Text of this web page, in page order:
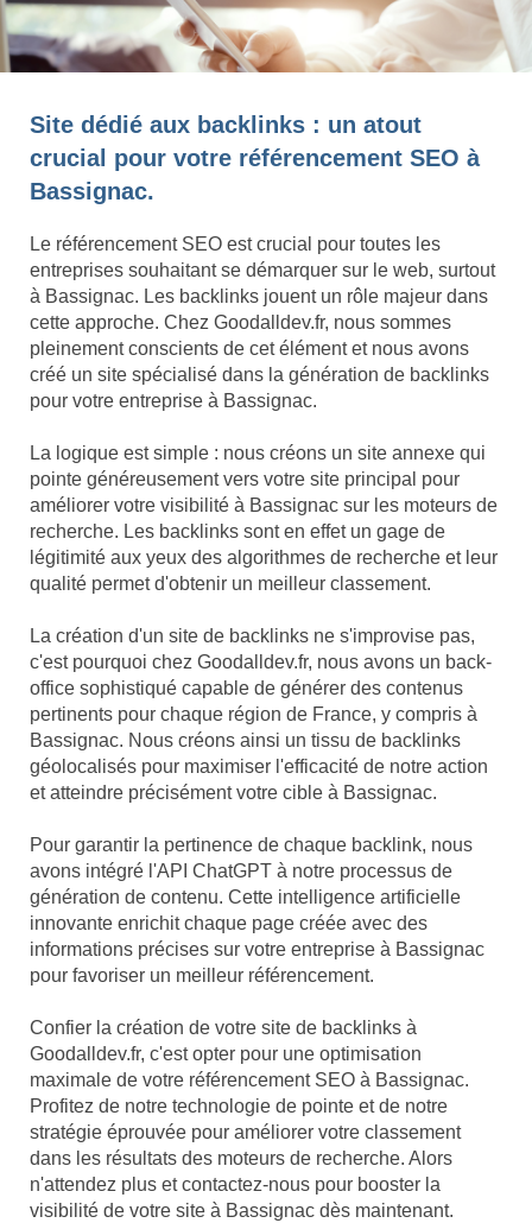
Site dédié aux backlinks : un atout
crucial pour votre référencement SEO à
Bassignac.
Le référencement SEO est crucial pour toutes les
entreprises souhaitant se démarquer sur le web, surtout
à Bassignac. Les backlinks jouent un rôle majeur dans
cette approche. Chez Goodalldev.fr, nous sommes
pleinement conscients de cet élément et nous avons
créé un site spécialisé dans la génération de backlinks
pour votre entreprise à Bassignac.
La logique est simple : nous créons un site annexe qui
pointe généreusement vers votre site principal pour
améliorer votre visibilité à Bassignac sur les moteurs de
recherche. Les backlinks sont en effet un gage de
légitimité aux yeux des algorithmes de recherche et leur
qualité permet d'obtenir un meilleur classement.
La création d'un site de backlinks ne s'improvise pas,
c'est pourquoi chez Goodalldev.fr, nous avons un back-
office sophistiqué capable de générer des contenus
pertinents pour chaque région de France, y compris à
Bassignac. Nous créons ainsi un tissu de backlinks
géolocalisés pour maximiser l'efficacité de notre action
et atteindre précisément votre cible à Bassignac.
Pour garantir la pertinence de chaque backlink, nous
avons intégré l'API ChatGPT à notre processus de
génération de contenu. Cette intelligence artificielle
innovante enrichit chaque page créée avec des
informations précises sur votre entreprise à Bassignac
pour favoriser un meilleur référencement.
Confier la création de votre site de backlinks à
Goodalldev.fr, c'est opter pour une optimisation
maximale de votre référencement SEO à Bassignac.
Profitez de notre technologie de pointe et de notre
stratégie éprouvée pour améliorer votre classement
dans les résultats des moteurs de recherche. Alors
n'attendez plus et contactez-nous pour booster la
visibilité de votre site à Bassignac dès maintenant.